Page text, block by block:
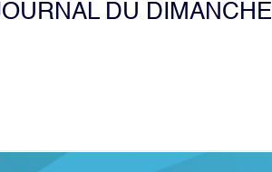
DU DIMANCHE